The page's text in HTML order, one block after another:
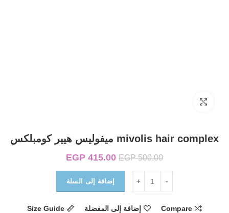
mivolis hair complex ميفوليس هيير كومبلكس
EGP500.00
السعر الأصلي هو:
EGP 500.00.
EGP 415.00
EGP 415.00.
إضافة إلى السلة
Compare إضافة إلى المفضلة Size Guide